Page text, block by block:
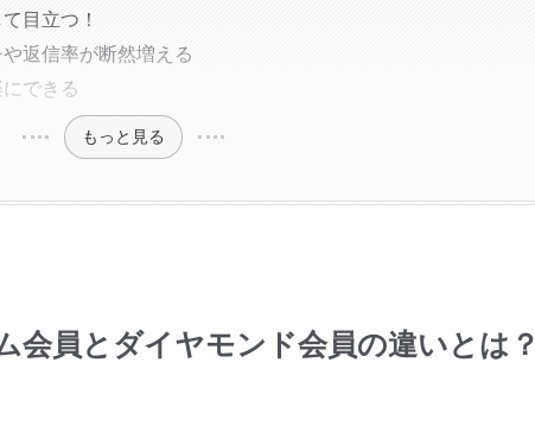
目立つ！
返信率が断然増える
できる
もっと見る
会員とダイヤモンド会員の違いとは？